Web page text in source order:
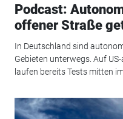
Podcast:
offener Straße
In Deutschland sind
Gebieten unterwegs. Auf
laufen bereits Tests mitten